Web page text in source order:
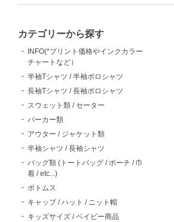
カテゴリーから探す
INFO(*プリント価格やインクカラー
チャートなど）
半袖Tシャツ / 半袖ポロシャツ
長袖Tシャツ / 長袖ポロシャツ
スウェット類 / セーター
パーカー類
アウター / ジャケット類
半袖シャツ / 長袖シャツ
バッグ類 (トートバッグ / ポーチ / 巾
着 / etc...)
ボトムス
キャップ / ハット / ニット帽
キッズサイズ / ベイビー商品